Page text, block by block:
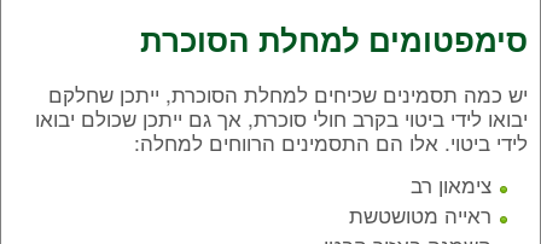
סימפטומים למחלת הסוכרת
יש כמה תסמינים שכיחים למחלת הסוכרת, ייתכן שחלקם
יבואו לידי ביטוי בקרב חולי סוכרת, אך גם ייתכן שכולם יבואו
לידי ביטוי. אלו הם התסמינים הרווחים למחלה:
צימאון רב
ראייה מטושטשת